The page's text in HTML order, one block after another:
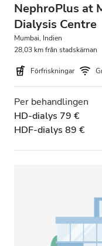
mer än 300 EUR
Morgon
Eftermiddag
Kväll
NephroPlus at
Dialysis Centre
Mumbai, Indien
28,03 km från stadskärnan
Förfriskningar
Per behandlingen
HD-dialys 79 €
HDF-dialys 89 €